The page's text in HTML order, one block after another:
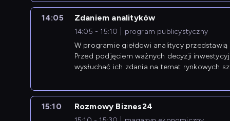
14:05 Zdaniem analityków
14:05 - 15:10
program publicystyczny
W programie giełdowi analitycy
Przed podjęciem ważnych decyzji
wysłuchać ich zdania na temat rynkowych
15:10 Rozmowy Biznes24